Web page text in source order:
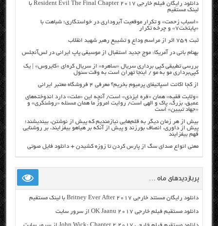
دانلود رایگان فیلم خارجی Resident Evil The Final Chapter 2017 با
لینک مستقیم
«اسباب زحمت» و تکرار موقعیت آبروداری در خواستگاری؛ شباهت با
«پایتخت۷» و چرخه تکرار
ثبت ۷۵۹ اثر از مراسم وداع و تشییع رهبر شهید انقلاب
بهنام بانی در آمریکا: موج جدید استقبال از موسیقی پاپ ایرانی در لس‌آنجلس
بررسی تطبیقی کپی برداری سریال «ساهره» از سریال کره‌ای «کایروس» | یک
کپی‌برداری مو به مو / اینجا تهران است به وقت سئول
از کجا اکانت اسپاتیفای پرمیوم بخریم؟ معرفی ۴ فروشگاه معتبر ایرانی
«ولایت فقیه» همان «فره ایزدی» است/ آنچه این «ملت» دارد اندوخته‌های
عمیق، بزرگ، پاک و الهی است/ روایت امروز ما همان مسئله «روشنگری» و
«جهاد تبیین» است
بیش از هر زمان دیگر به قلم‌هایی نیازمندیم که پیش از نوشتن، بیندیشند؛
پیش از داوری، انصاف بورزند و پیش از آنکه بر هیاهو بیفزایند، بر روشنایی
فهم بیفزایند
معنی انواع صدای سگ از پارس کردن تا زوزه کشیدن + دانلود فایل صوتی
پربازدیدهای ماه …
دانلود رایگان مسنتد خارجی Britney Ever After 2017 با لینک مستقیم
دانلود مستقیم فیلم خارجی OK Jaanu 2017 از سرور سایت